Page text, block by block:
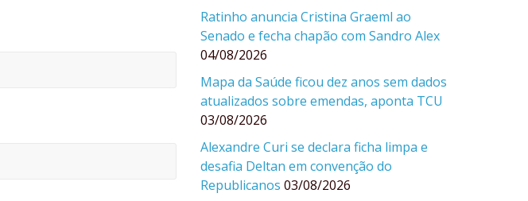
Ratinho anuncia Cristina Graeml ao
Senado e fecha chapão com Sandro Alex
04/08/2026
Mapa da Saúde ficou dez anos sem dados
atualizados sobre emendas, aponta TCU
03/08/2026
Alexandre Curi se declara ficha limpa e
desafia Deltan em convenção do
Republicanos 03/08/2026